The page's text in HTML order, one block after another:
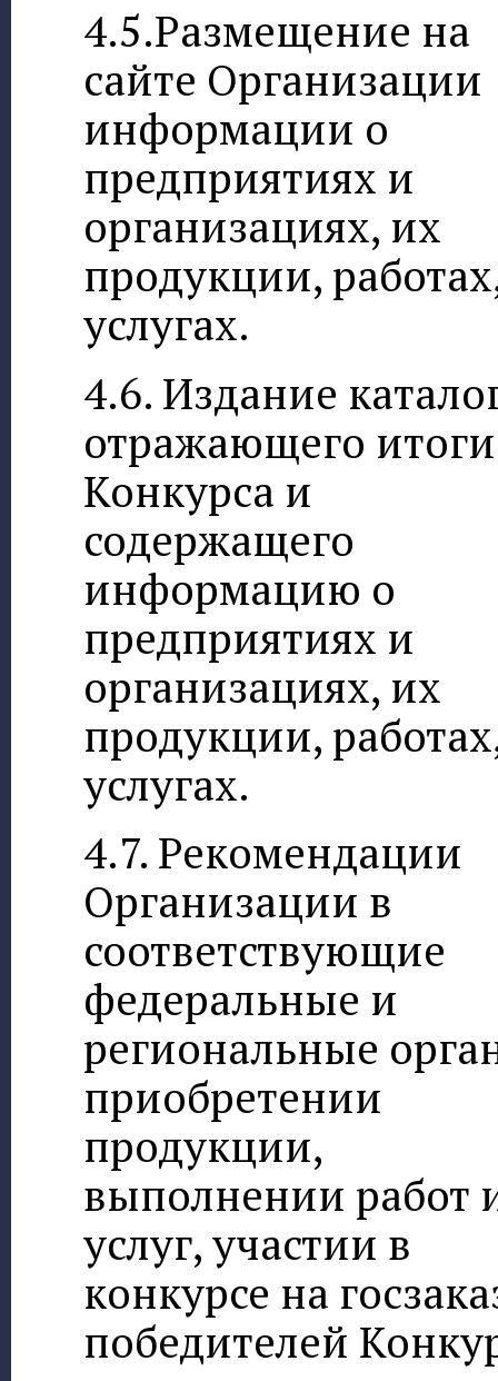
4.5.Размещение на
сайте Организации
информации о
предприятиях и
организациях, их
продукции,
услугах.
4.6. Издание
отражающего итоги
Конкурса и
содержащего
информацию о
предприятиях и
организациях, их
продукции,
услугах.
4.7. Рекомендации
Организации в
соответствующие
федеральные и
региональные
приобретении
продукции,
выполнении работ
услуг, участии в
конкурсе на
победителей